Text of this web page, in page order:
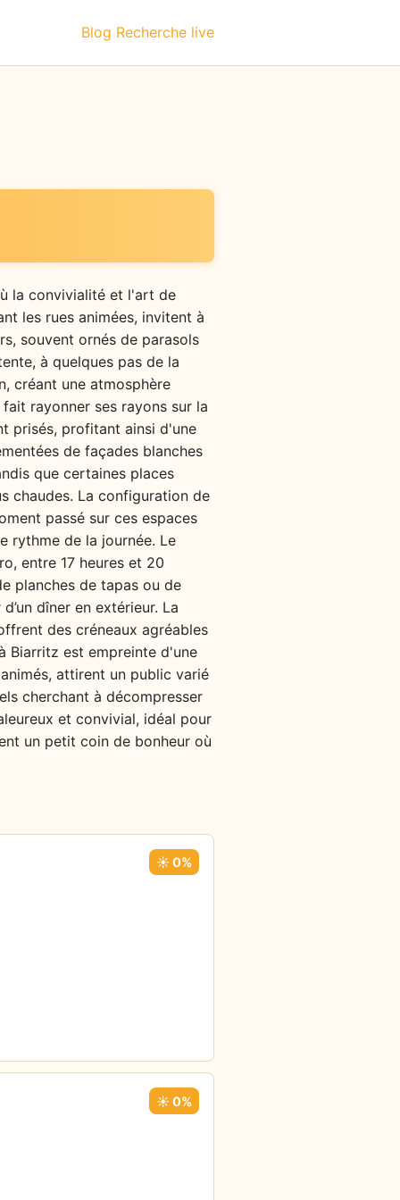
Blog Recherche live
la convivialité et l'art de
les rues animées, invitent à
souvent ornés de parasols
à quelques pas de la
créant une atmosphère
rayonner ses rayons sur la
prisés, profitant ainsi d'une
de façades blanches
que certaines places
chaudes. La configuration de
passé sur ces espaces
rythme de la journée. Le
entre 17 heures et 20
planches de tapas ou de
dîner en extérieur. La
des créneaux agréables
Biarritz est empreinte d'une
attirent un public varié
cherchant à décompresser
et convivial, idéal pour
un petit coin de bonheur où
☀️ 0%
☀️ 0%